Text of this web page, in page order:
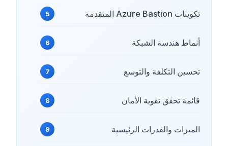
تكوينات Azure Bastion المتقدمة
أنماط هندسة الشبكة
تحسين التكلفة والتوسع
قائمة تحقق تقوية الأمان
الميزات والقدرات الرئيسية